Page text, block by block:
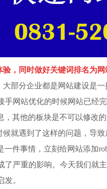
，同时做好关键词排名为网
部分企业都是网站建设是
手网站优化的时候网站已经
，其他的板块是不可以修改
就遇到了这样的问题，导
一件事情，立刻给网站添加
了严重的影响。今天我们就
。